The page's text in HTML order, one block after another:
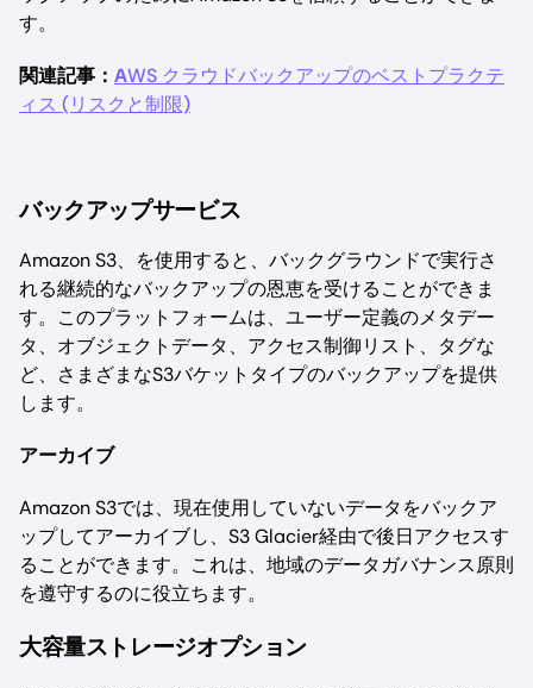
す。
関連記事： AWS クラウドバックアップのベストプラクテ
ィス (リスクと制限)
バックアップサービス
Amazon S3、を使用すると、バックグラウンドで実行さ
れる継続的なバックアップの恩恵を受けることができま
す。このプラットフォームは、ユーザー定義のメタデー
タ、オブジェクトデータ、アクセス制御リスト、タグな
ど、さまざまなS3バケットタイプのバックアップを提供
します。
アーカイブ
Amazon S3では、現在使用していないデータをバックア
ップしてアーカイブし、S3 Glacier経由で後日アクセスす
ることができます。これは、地域のデータガバナンス原則
を遵守するのに役立ちます。
大容量ストレージオプション